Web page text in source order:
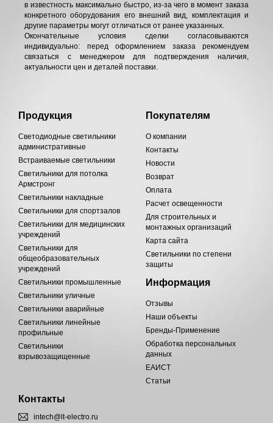
в известность максимально быстро, из-за чего в момент заказа
конкретного оборудования его внешний вид, комплектация и
другие параметры могут отличаться от ранее указанных.
Окончательные условия сделки согласовываются
индивидуально: перед оформлением заказа рекомендуем
связаться с менеджером для подтверждения наличия,
актуальности цен и деталей поставки.
Продукция
Светодиодные светильники
административные
Встраиваемые светильники
Светильники для потолка
Армстронг
Светильники накладные
Светильники для спортзалов
Светильники для медицинских
учреждений
Светильники для
общеобразовательных
учреждений
Светильники промышленные
Светильники уличные
Светильники аварийные
Светильники линейные
профильные
Светильники
взрывозащищенные
Покупателям
О компании
Контакты
Новости
Возврат
Оплата
Расчет освещенности
Для строительных и
монтажных организаций
Карта сайта
Светильники по степени
защиты
Информация
Отзывы
Наши объекты
Бренды-Применение
Обработка персональных
данных
ЕАИСТ
Статьи
Контакты
intech@lt-electro.ru